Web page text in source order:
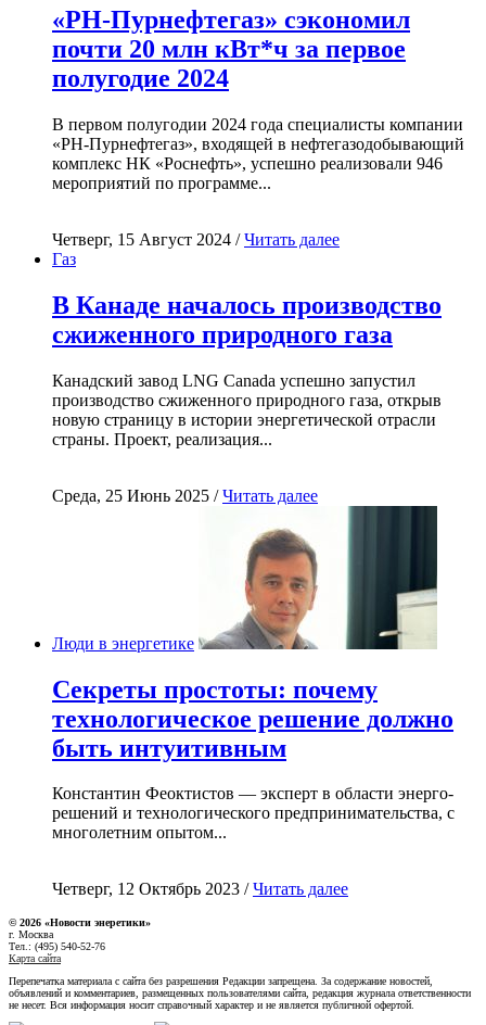
«РН-Пурнефтегаз» сэкономил
почти 20 млн кВт*ч за первое
полугодие 2024
В первом полугодии 2024 года специалисты компании
«РН-Пурнефтегаз», входящей в нефтегазодобывающий
комплекс НК «Роснефть», успешно реализовали 946
мероприятий по программе...
Четверг, 15 Август 2024 /Читать далее
Газ
В Канаде началось производство
сжиженного природного газа
Канадский завод LNG Canada успешно запустил
производство сжиженного природного газа, открыв
новую страницу в истории энергетической отрасли
страны. Проект, реализация...
Среда, 25 Июнь 2025 /Читать далее
Люди в энергетике
Секреты простоты: почему
технологическое решение должно
быть интуитивным
Константин Феоктистов — эксперт в области энерго-
решений и технологического предпринимательства, с
многолетним опытом...
Четверг, 12 Октябрь 2023 /Читать далее
© 2026 «Новости энеретики»
г. Москва
Тел.: (495) 540-52-76
Карта сайта
Перепечатка материала с сайта без разрешения Редакции запрещена. За содержание новостей,
объявлений и комментариев, размещенных пользователями сайта, редакция журнала ответственности
не несет. Вся информация носит справочный характер и не является публичной офертой.